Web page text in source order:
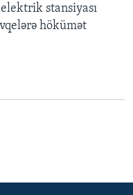
stansiyası
hökümət